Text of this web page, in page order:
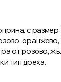
с
от розово,
тип дреха.